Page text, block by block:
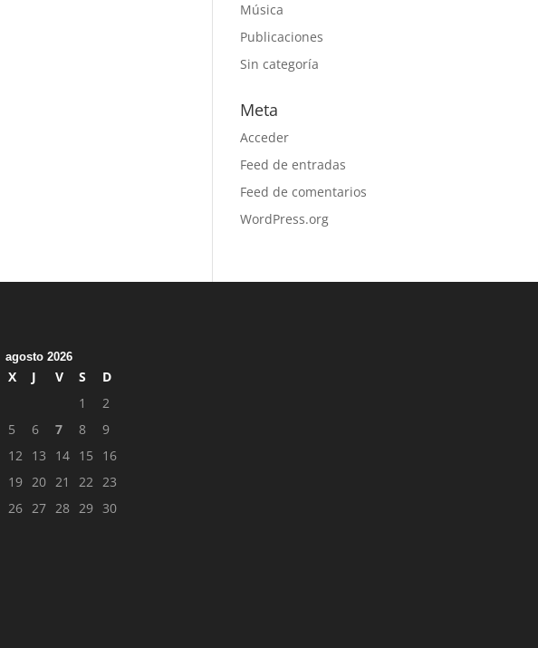
Música
Publicaciones
Sin categoría
Meta
Acceder
Feed de entradas
Feed de comentarios
WordPress.org
agosto 2026
X J V S
D
1
2
5 6 7 8
9
12 13 14 15
16
19 20 21 22
23
26 27 28 29 30